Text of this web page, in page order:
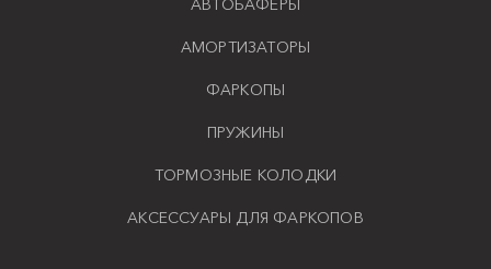
АВТОБАФЕРЫ
АМОРТИЗАТОРЫ
ФАРКОПЫ
ПРУЖИНЫ
ТОРМОЗНЫЕ КОЛОДКИ
АКСЕССУАРЫ ДЛЯ ФАРКОПОВ